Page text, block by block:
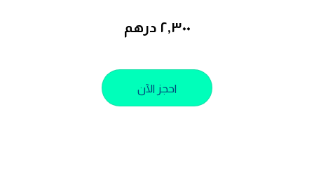
٢,٣٠٠ درهم
احجز الآن